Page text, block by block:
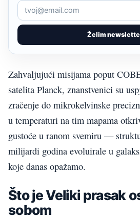
Želim
Zahvaljujući misijama poput
satelita Planck, znanstvenici su
zračenje do mikrokelvinske
u temperaturi na tim mapama
gustoće u ranom svemiru —
milijardi godina evoluirale u
koje danas opažamo.
Što je Veliki prasak
sobom